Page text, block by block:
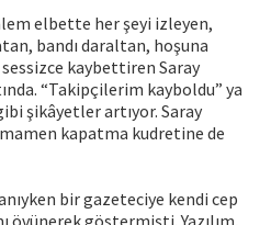
elbette her şeyi izleyen,
bandı daraltan, hoşuna
kaybettiren Saray
“Takipçilerim kayboldu” ya
şikâyetler artıyor. Saray
kapatma kudretine de
bir gazeteciye kendi cep